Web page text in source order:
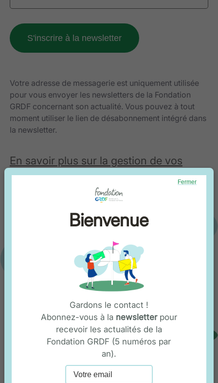
Votre adresse de messagerie est uniquement utilisée
pour vous envoyer les newsletters de la Fondation
GRDF concernant son actualité. Vous pouvez à tout
moment utiliser le lien de désabonnement intégré dans
la newsletter.
En savoir plus sur la gestion de vos
données et vos droits
Fermer
Bienvenue
Gardons le contact !
Abonnez-vous à la newsletterpour
recevoir les actualités de la
Fondation GRDF (5 numéros par
an).